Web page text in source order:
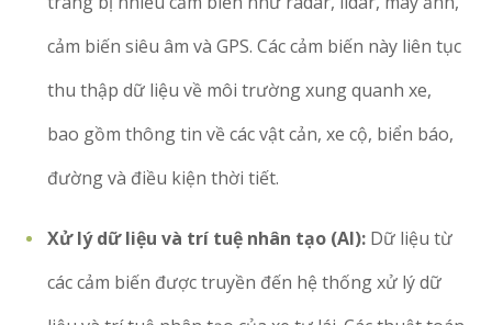
cảm biến siêu âm và GPS. Các cảm biến này liên tục
thu thập dữ liệu về môi trường xung quanh xe,
bao gồm thông tin về các vật cản, xe cộ, biển báo,
đường và điều kiện thời tiết.
Xử lý dữ liệu và trí tuệ nhân tạo (AI): Dữ liệu từ
các cảm biến được truyền đến hệ thống xử lý dữ